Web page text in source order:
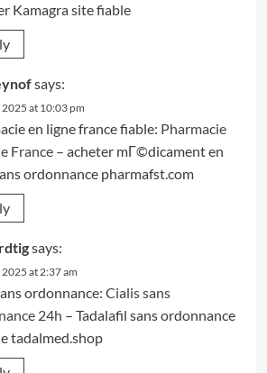
Kamagra site fiable
says:
at 10:03 pm
en ligne france fiable: Pharmacie
France– acheter mГ©dicament en
ordonnance pharmafst.com
says:
at 2:37 am
ordonnance: Cialis sans
24h – Tadalafil sans ordonnance
tadalmed.shop